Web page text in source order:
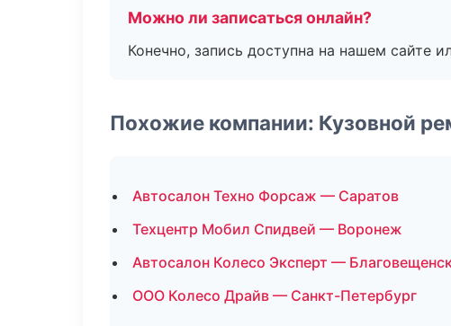
Можно ли записаться онлайн?
Конечно, запись доступна на нашем сайте
Похожие компании: Кузовной
Автосалон Техно Форсаж — Саратов
Техцентр Мобил Спидвей — Воронеж
Автосалон Колесо Эксперт —
ООО Колесо Драйв — Санкт-Петербург